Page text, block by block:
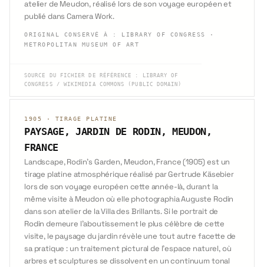
atelier de Meudon, réalisé lors de son voyage européen et
publié dans Camera Work.
ORIGINAL CONSERVÉ À : LIBRARY OF CONGRESS ·
METROPOLITAN MUSEUM OF ART
SOURCE DU FICHIER DE RÉFÉRENCE :
LIBRARY OF
CONGRESS / WIKIMEDIA COMMONS (PUBLIC DOMAIN)
1905 · TIRAGE PLATINE
PAYSAGE, JARDIN DE RODIN, MEUDON,
FRANCE
Landscape, Rodin's Garden, Meudon, France (1905) est un
tirage platine atmosphérique réalisé par Gertrude Käsebier
lors de son voyage européen cette année-là, durant la
même visite à Meudon où elle photographia Auguste Rodin
dans son atelier de la Villa des Brillants. Si le portrait de
Rodin demeure l'aboutissement le plus célèbre de cette
visite, le paysage du jardin révèle une tout autre facette de
sa pratique : un traitement pictural de l'espace naturel, où
arbres et sculptures se dissolvent en un continuum tonal